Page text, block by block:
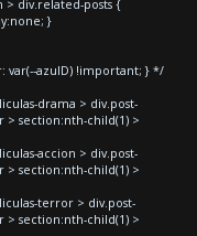
div.related-posts {
}
var(--azulD) !important; } */
drama > div.post-
section:nth-child(1) >
accion > div.post-
section:nth-child(1) >
terror > div.post-
section:nth-child(1) >